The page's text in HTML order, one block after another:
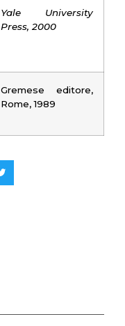
Yale University
Press, 2000
Gremese editore,
Rome, 1989